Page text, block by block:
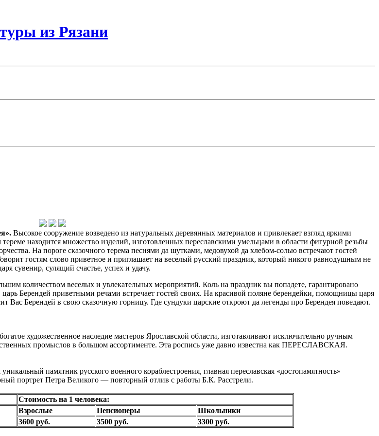
из Рязани
Высокое сооружение возведено из натуральных деревянных материалов и привлекает взгляд яркими
находится множество изделий, изготовленных переславскими умельцами в области фигурной резьбы
На пороге сказочного терема песнями да шутками, медовухой да хлебом-солью встречают гостей
гостям слово приветное и приглашает на веселый русский праздник, который никого равнодушным не
сувенир, сулящий счастье, успех и удачу.
количеством веселых и увлекательных мероприятий. Коль на праздник вы попадете, гарантировано
Берендей приветными речами встречает гостей своих. На красивой поляне берендейки, помощницы царя
Вас Берендей в свою сказочную горницу. Где сундуки царские откроют да легенды про Берендея поведают.
художественное наследие мастеров Ярославской области, изготавливают исключительно ручным
промыслов в большом ассортименте. Эта роспись уже давно известна как ПЕРЕСЛАВСКАЯ.
памятник русского военного кораблестроения, главная переславская «достопамятность» —
портрет Петра Великого — повторный отлив с работы Б.К. Расстрели.
Стоимость на 1 человека:
Взрослые Пенсионеры
Школьники
3600 руб.
3500 руб. 3300 руб.